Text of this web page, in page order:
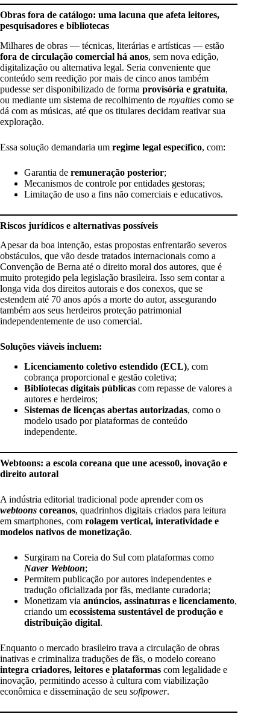
Obras fora de catálogo: uma lacuna que afeta leitores,
pesquisadores e bibliotecas
Milhares de obras — técnicas, literárias e artísticas — estão
fora de circulação comercial há anos, sem nova edição,
digitalização ou alternativa legal. Seria conveniente que
conteúdo sem reedição por mais de cinco anos também
pudesse ser disponibilizado de forma provisória e gratuita,
ou mediante um sistema de recolhimento de royalties como se
dá com as músicas, até que os titulares decidam reativar sua
exploração.
Essa solução demandaria um regime legal específico, com:
Garantia de remuneração posterior;
Mecanismos de controle por entidades gestoras;
Limitação de uso a fins não comerciais e educativos.
Riscos jurídicos e alternativas possíveis
Apesar da boa intenção, estas propostas enfrentarão severos
obstáculos, que vão desde tratados internacionais como a
Convenção de Berna até o direito moral dos autores, que é
muito protegido pela legislação brasileira. Isso sem contar a
longa vida dos direitos autorais e dos conexos, que se
estendem até 70 anos após a morte do autor, assegurando
também aos seus herdeiros proteção patrimonial
independentemente de uso comercial.
Soluções viáveis incluem:
Licenciamento coletivo estendido (ECL), com
cobrança proporcional e gestão coletiva;
Bibliotecas digitais públicas com repasse de valores a
autores e herdeiros;
Sistemas de licenças abertas autorizadas, como o
modelo usado por plataformas de conteúdo
independente.
Webtoons: a escola coreana que une acesso0, inovação e
direito autoral
A indústria editorial tradicional pode aprender com os
webtoons coreanos, quadrinhos digitais criados para leitura
em smartphones, com rolagem vertical, interatividade e
modelos nativos de monetização.
Surgiram na Coreia do Sul com plataformas como
Naver Webtoon;
Permitem publicação por autores independentes e
tradução oficializada por fãs, mediante curadoria;
Monetizam via anúncios, assinaturas e licenciamento,
criando um ecossistema sustentável de produção e
distribuição digital.
Enquanto o mercado brasileiro trava a circulação de obras
inativas e criminaliza traduções de fãs, o modelo coreano
integra criadores, leitores e plataformas com legalidade e
inovação, permitindo acesso à cultura com viabilização
econômica e disseminação de seu softpower.